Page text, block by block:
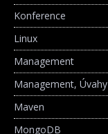
Konference
Linux
Management
Management, Úvahy
Maven
MongoDB